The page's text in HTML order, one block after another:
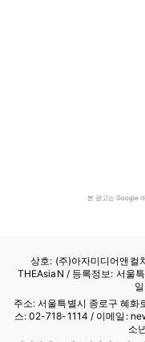
본 광고는 Google
상호: (주)아자미디어앤컬
THEAsiaN / 등록정보: 서울
주소: 서울특별시 종로구 혜
스: 02-718-1114 / 이메일:
소